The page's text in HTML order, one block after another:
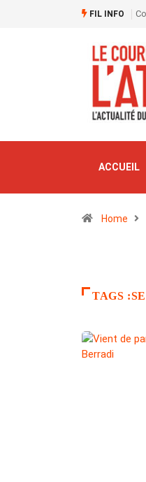
FIL INFO
ACCUEIL
Home
TAGS